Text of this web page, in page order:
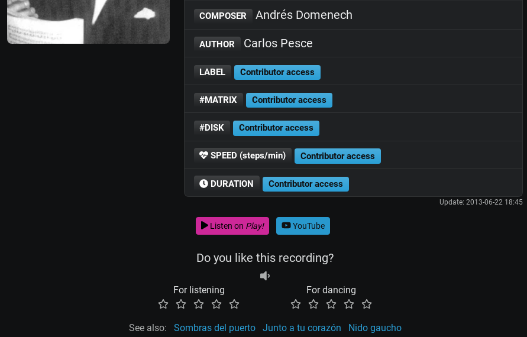
COMPOSER Andrés Domenech
AUTHOR Carlos Pesce
LABEL Contributor access
#MATRIX Contributor access
#DISK Contributor access
SPEED (steps/min) Contributor access
DURATION Contributor access
Update: 2013-06-22 18:45
Listen on Play! YouTube
Do you like this recording?
For listening For dancing
See also: Sombras del puerto Junto a tu corazón Nido gaucho